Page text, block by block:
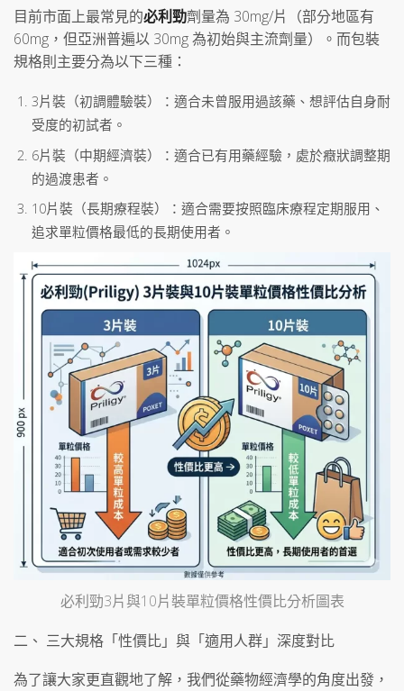
目前市面上最常見的必利勁劑量為 30mg/片（部分地區有
60mg，但亞洲普遍以 30mg 為初始與主流劑量）。而包裝
規格則主要分為以下三種：
3片裝（初調體驗裝）：適合未曾服用過該藥、想評估自身耐
受度的初試者。
6片裝（中期經濟裝）：適合已有用藥經驗，處於癥狀調整期
的過渡患者。
10片裝（長期療程裝）：適合需要按照臨床療程定期服用、
追求單粒價格最低的長期使用者。
必利勁3片與10片裝單粒價格性價比分析圖表
二、 三大規格「性價比」與「適用人群」深度對比
為了讓大家更直觀地了解，我們從藥物經濟學的角度出發，